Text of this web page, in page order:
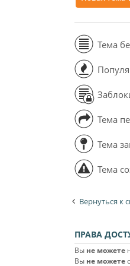
Тема
Тема
Тема
Тема
Вернуться к
ПРАВА
Вы не можете
Вы не можете